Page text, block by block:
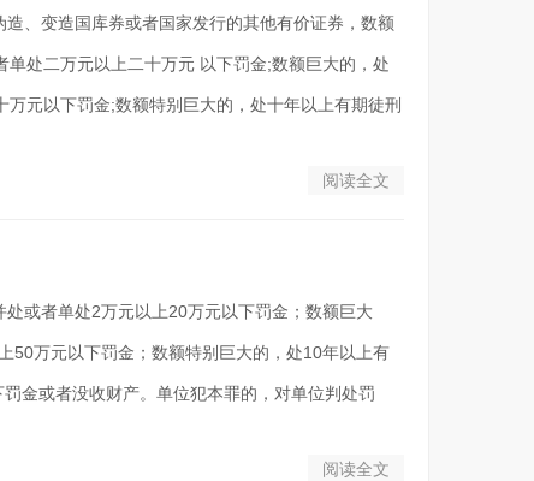
、变造国库券或者国家发行的其他有价证券，数额
处二万元以上二十万元 以下罚金;数额巨大的，处
元以下罚金;数额特别巨大的，处十年以上有期徒刑
阅读全文
或者单处2万元以上20万元以下罚金；数额巨大
50万元以下罚金；数额特别巨大的，处10年以上有
金或者没收财产。单位犯本罪的，对单位判处罚
阅读全文